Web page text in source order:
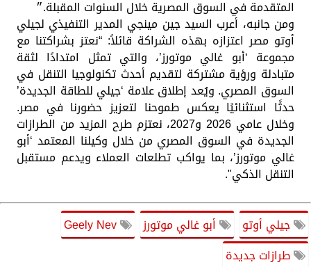
المتقدمة في السوق المصرية خلال السنوات المقبلة.״
ومن جانبه، أعرب السيد جين مينجي المدير التنفيذي لجيلي
أوتو مصر اعتزازه بهذه الشراكة قائلاً: “نعتز بشراكتنا مع
مجموعة ‘أبو غالي موتورز’، والتي تمثل امتدادًا لثقة
متبادلة ورؤية مشتركة لتقديم أحدث تكنولوجيا التنقل في
السوق المصري. ويُعد إطلاق علامة ‘جيلي للطاقة الجديدة’
حدثًا استثنائيًا يعكس طموحنا لتعزيز حضورنا في مصر.
وخلال عامي 2026 و2027، نعتزم طرح المزيد من الطرازات
الجديدة في السوق المصري من خلال وكيلنا المعتمد ‘أبو
غالي موتورز’، بما يواكب تطلعات العملاء ويدعم مستقبل
التنقل الذكي".
جيلي أوتو أبو غالي موتورز
طرازات جديدة